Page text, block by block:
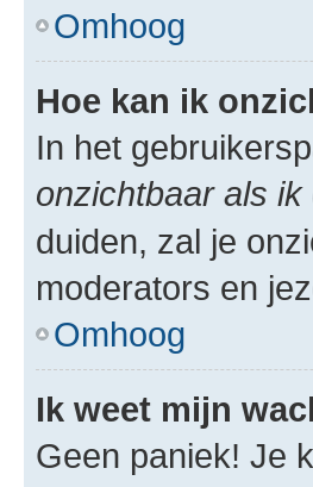
Omhoog
Hoe kan ik
In het
onzichtbaar als ik
duiden, zal je
moderators en
Omhoog
Ik weet mijn
Geen paniek! Je